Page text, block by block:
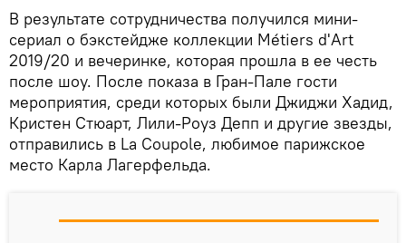
В результате сотрудничества получился мини-
сериал о бэкстейдже коллекции Métiers d'Аrt
2019/20 и вечеринке, которая прошла в ее честь
после шоу. После показа в Гран-Пале гости
мероприятия, среди которых были Джиджи Хадид,
Кристен Стюарт, Лили-Роуз Депп и другие звезды,
отправились в La Coupole, любимое парижское
место Карла Лагерфельда.